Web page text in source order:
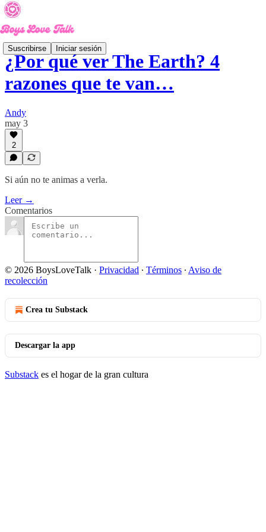
Suscribirse Iniciar sesión
¿Por qué ver The Earth? 4
razones que te van…
Andy
may 3
2
Si aún no te animas a verla.
Leer →
Comentarios
© 2026 BoysLoveTalk · Privacidad ∙ Términos ∙ Aviso de
recolección
Crea tu Substack
Descargar la app
Substack es el hogar de la gran cultura